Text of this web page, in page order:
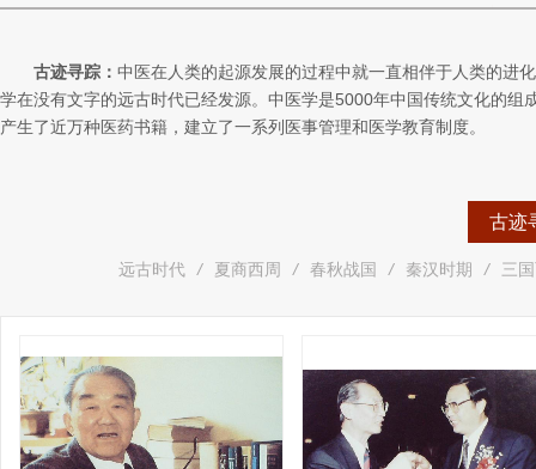
古迹寻踪： 中医在人类的起源发展的过程中就一直相伴于人类的进
学在没有文字的远古时代已经发源。中医学是5000年中国传统文化的
产生了近万种医药书籍，建立了一系列医事管理和医学教育制度。
古迹
远古时代 / 夏商西周 / 春秋战国 / 秦汉时期 / 三